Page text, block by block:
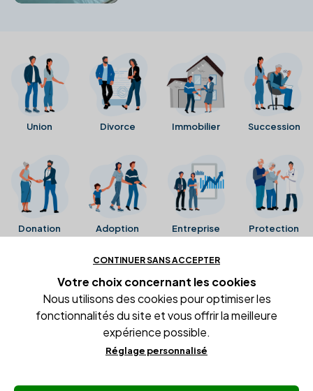
Union Divorce Immobilier Succession
Donation Adoption Entreprise Protection
Ces avis proviennent directement de la fiche Google
Business de l'office notarial. Ils n'ont ni été collectés ni
été vérifiés par Alexia.fr.
Conditions générales d'utilisation
Gestion des cookies
CONTINUER SANS ACCEPTER
Votre choix concernant les cookies
Nous utilisons des cookies pour optimiser les
fonctionnalités du site et vous offrir la meilleure
expérience possible.
Réglage personnalisé